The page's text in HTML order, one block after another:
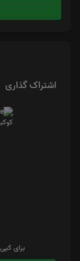
اشتراک گذاری
برای